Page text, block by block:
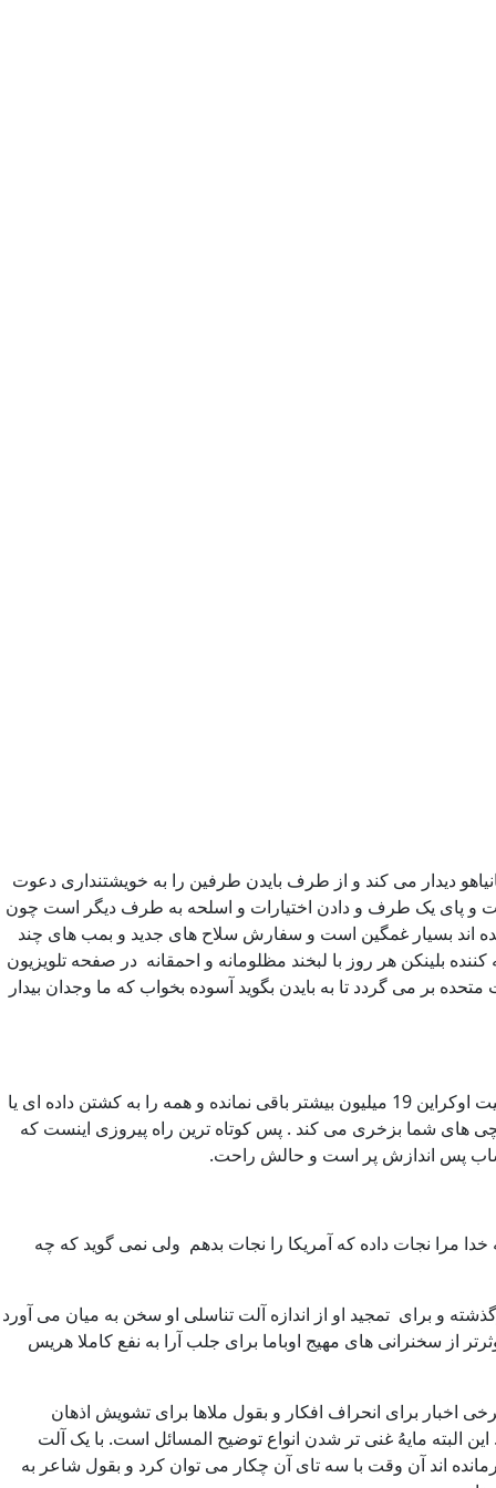
دیدار می کند و از طرف بایدن طرفین را به خویشتنداری دعوت
و پای یک طرف و دادن اختیارات و اسلحه به طرف دیگر است چون
اند بسیار غمگین است و سفارش سلاح های جدید و بمب های چند
بلینکن هر روز با لبخند مظلومانه و احمقانه در صفحه تلویزیون
بر می گردد تا به بایدن بگوید آسوده بخواب که ما وجدان بیدار
زلنسکی با طرح پیروزی به آمریکا می رود و در پشت پرده تلویزیون درگوشی به او می گویند ما از گدایی تو خسته شده ایم. از 35 میلیون جمعیت اوکراین 19 میلیون بیشتر باقی نمانده و همه را به کشتن داده ای یا
های شما بزخری می کند . پس کوتاه ترین راه پیروزی اینست که
پس اندازش پر است و حالش راحت.
مرا نجات داده که آمریکا را نجات بدهم ولی نمی گوید که چه
و برای تمجید او از اندازه آلت تناسلی او سخن به میان می آورد
از سخنرانی های مهیج اوباما برای جلب آرا به نفع کاملا هریس
اخبار برای انحراف افکار و بقول ملاها برای تشویش اذهان
را یافته‌اند که در اثر یک وضعیت فوق‌العاده خاص دارای ۳ آلت تناسلی بوده است. این البته مایهُ غنی تر شدن انواع توضیح المسائل است. با یک آلت
اند آن وقت با سه تای آن چکار می توان کرد و بقول شاعر به